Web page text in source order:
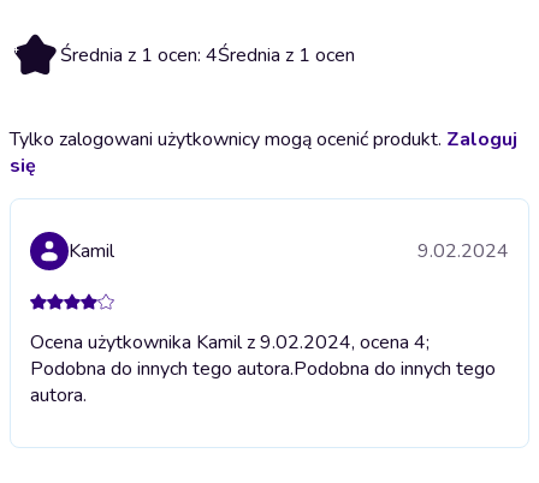
4 Średnia z 1 ocen: 4Średnia z 1 ocen
Tylko zalogowani użytkownicy mogą ocenić produkt. Zaloguj
się
Kamil 9.02.2024
Ocena użytkownika Kamil z 9.02.2024, ocena 4;
Podobna do innych tego autora.Podobna do innych tego
autora.